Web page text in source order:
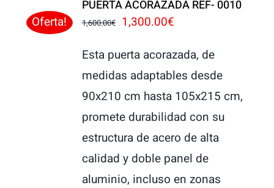
Oferta!
PUERTA ACORAZADA REF- 0010
1,600.00€
El
original
era:
1,600.00€.
1,300.00€El
actual
es:
1,300.00€.
Esta puerta acorazada, de
medidas adaptables desde
90x210 cm hasta 105x215 cm,
promete durabilidad con su
estructura de acero de alta
calidad y doble panel de
aluminio, incluso en zonas